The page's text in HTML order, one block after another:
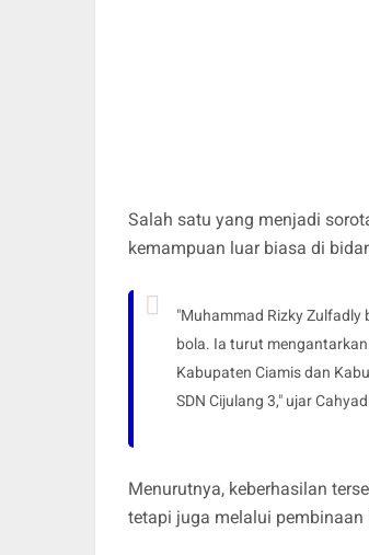
Salah satu yang menjadi
kemampuan luar biasa di
"Muhammad Rizky Zulfadly
bola. Ia turut
Kabupaten Ciamis dan
SDN Cijulang 3," ujar
Menurutnya, keberhasilan
tetapi juga melalui